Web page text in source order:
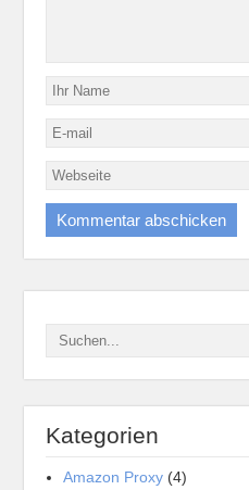
Kategorien
Amazon Proxy (4)